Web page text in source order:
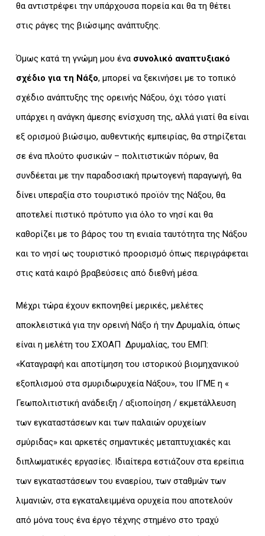
θα αντιστρέφει την υπάρχουσα πορεία και θα τη θέτει
στις ράγες της βιώσιμης ανάπτυξης.
Όμως κατά τη γνώμη μου ένα συνολικό αναπτυξιακό
σχέδιο για τη Νάξο, μπορεί να ξεκινήσει με το τοπικό
σχέδιο ανάπτυξης της ορεινής Νάξου, όχι τόσο γιατί
υπάρχει η ανάγκη άμεσης ενίσχυση της, αλλά γιατί θα είναι
εξ ορισμού βιώσιμο, αυθεντικής εμπειρίας, θα στηρίζεται
σε ένα πλούτο φυσικών – πολιτιστικών πόρων, θα
συνδέεται με την παραδοσιακή πρωτογενή παραγωγή, θα
δίνει υπεραξία στο τουριστικό προϊόν της Νάξου, θα
αποτελεί πιστικό πρότυπο για όλο το νησί και θα
καθορίζει με το βάρος του τη ενιαία ταυτότητα της Νάξου
και το νησί ως τουριστικό προορισμό όπως περιγράφεται
στις κατά καιρό βραβεύσεις από διεθνή μέσα.
Μέχρι τώρα έχουν εκπονηθεί μερικές, μελέτες
αποκλειστικά για την ορεινή Νάξο ή την Δρυμαλία, όπως
είναι η μελέτη του ΣΧΟΑΠ Δρυμαλίας, του ΕΜΠ:
«Καταγραφή και αποτίμηση του ιστορικού βιομηχανικού
εξοπλισμού στα σμυριδωρυχεία Νάξου», του ΙΓΜΕ η «
Γεωπολιτιστική ανάδειξη / αξιοποίηση / εκμετάλλευση
των εγκαταστάσεων και των παλαιών ορυχείων
σμύριδας» και αρκετές σημαντικές μεταπτυχιακές και
διπλωματικές εργασίες. Ιδιαίτερα εστιάζουν στα ερείπια
των εγκαταστάσεων του εναερίου, των σταθμών των
λιμανιών, στα εγκαταλειμμένα ορυχεία που αποτελούν
από μόνα τους ένα έργο τέχνης στημένο στο τραχύ